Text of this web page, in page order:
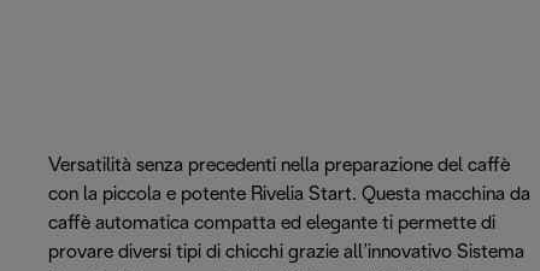
Versatilità senza precedenti nella preparazione del caffè
con la piccola e potente Rivelia Start. Questa macchina da
caffè automatica compatta ed elegante ti permette di
provare diversi tipi di chicchi grazie all’innovativo Sistema